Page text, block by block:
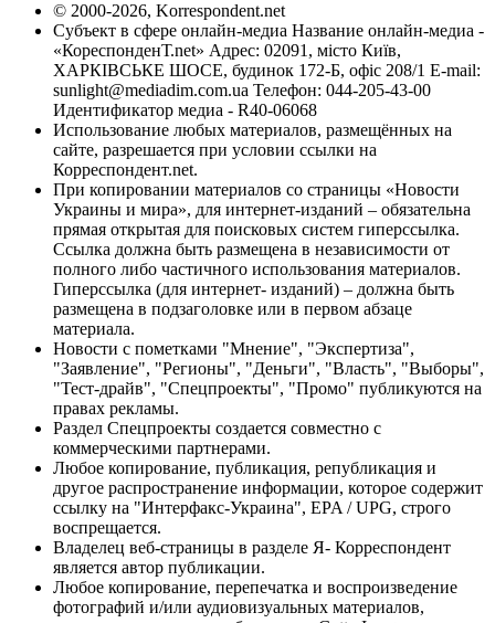
© 2000-2026, Korrespondent.net
Субъект в сфере онлайн-медиа Название онлайн-медиа -
«КореспонденТ.net» Адрес: 02091, місто Київ,
ХАРКІВСЬКЕ ШОСЕ, будинок 172-Б, офіс 208/1 E-mail:
sunlight@mediadim.com.ua Телефон: 044-205-43-00
Идентификатор медиа - R40-06068
Использование любых материалов, размещённых на
сайте, разрешается при условии ссылки на
Корреспондент.net.
При копировании материалов со страницы «Новости
Украины и мира», для интернет-изданий – обязательна
прямая открытая для поисковых систем гиперссылка.
Ссылка должна быть размещена в независимости от
полного либо частичного использования материалов.
Гиперссылка (для интернет- изданий) – должна быть
размещена в подзаголовке или в первом абзаце
материала.
Новости с пометками "Мнение", "Экспертиза",
"Заявление", "Регионы", "Деньги", "Власть", "Выборы",
"Тест-драйв", "Спецпроекты", "Промо" публикуются на
правах рекламы.
Раздел Спецпроекты создается совместно с
коммерческими партнерами.
Любое копирование, публикация, републикация и
другое распространение информации, которое содержит
ссылку на "Интерфакс-Украина", EPA / UPG, строго
воспрещается.
Владелец веб-страницы в разделе Я- Корреспондент
является автор публикации.
Любое копирование, перепечатка и воспроизведение
фотографий и/или аудиовизуальных материалов,